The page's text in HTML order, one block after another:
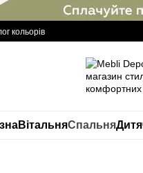
кольорів
ВітальняСпальня